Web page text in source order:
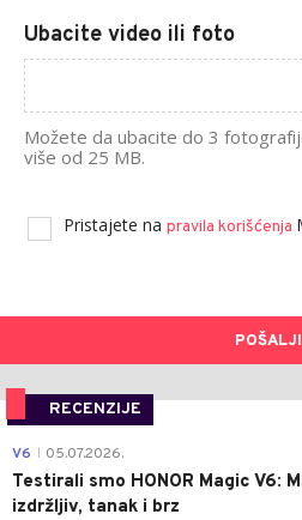
Ubacite video ili foto
Možete da ubacite do 3
više od 25 MB.
Pristajete na pravila korišćenja
POŠALJI
RECENZIJE
V6 05.07.2026.
Testirali smo HONOR Magic V6:
izdržljiv, tanak i brz